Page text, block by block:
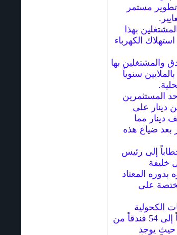
تطوير مستمر
بهذا
الكهرباء
والمشتغلين بها
سنوياً
المستثمرين
دينار على
فنادقه ويتحمل أقساطاً شهرية للبنوك بنحو 80 ألف دينار مما
بعد ضياع هذه
إلى رئيس
خليفة
المعتاد
على
الكحولية
وتشغيل القاعات الترفيهية الفنية قد تقلص من 88 فندقاً إلى 54 فندقاً من
حيث يوجد